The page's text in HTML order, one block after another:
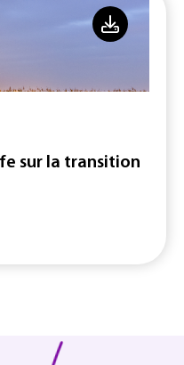
sur la transition